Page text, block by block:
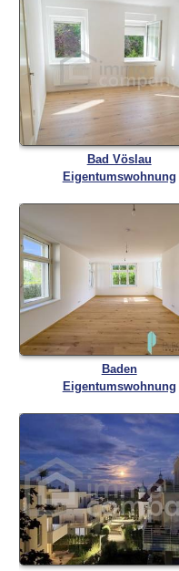
Bad Vöslau
Eigentumswohnung
Baden
Eigentumswohnung